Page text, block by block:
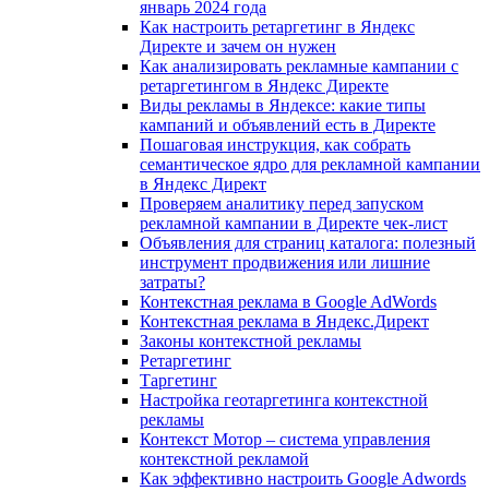
январь 2024 года
Как настроить ретаргетинг в Яндекс
Директе и зачем он нужен
Как анализировать рекламные кампании с
ретаргетингом в Яндекс Директе
Виды рекламы в Яндексе: какие типы
кампаний и объявлений есть в Директе
Пошаговая инструкция, как собрать
семантическое ядро для рекламной кампании
в Яндекс Директ
Проверяем аналитику перед запуском
рекламной кампании в Директе чек-лист
Объявления для страниц каталога: полезный
инструмент продвижения или лишние
затраты?
Контекстная реклама в Google AdWords
Контекстная реклама в Яндекс.Директ
Законы контекстной рекламы
Ретаргетинг
Таргетинг
Настройка геотаргетинга контекстной
рекламы
Контекст Мотор – система управления
контекстной рекламой
Как эффективно настроить Google Adwords